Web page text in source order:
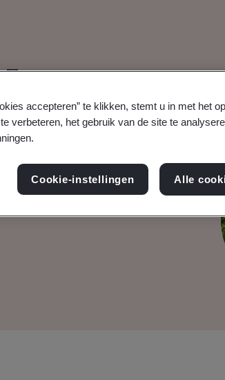
inzichten
doelstellingen en
accepteren” te klikken, stemt u in met het
verbeteren, het gebruik van de site te
Cookie-instellingen Alle